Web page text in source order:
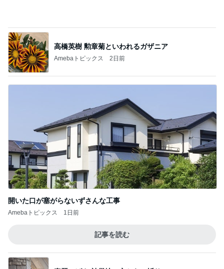
開いた口が塞がらないずさんな工事
Amebaトピックス
記事を読む
Amebaトピックス 1日前